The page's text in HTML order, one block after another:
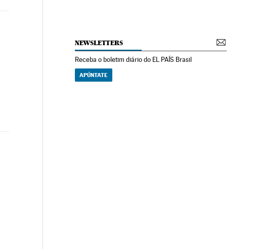
NEWSLETTERS
Receba o boletim diário do EL PAÍS Brasil
APÚNTATE